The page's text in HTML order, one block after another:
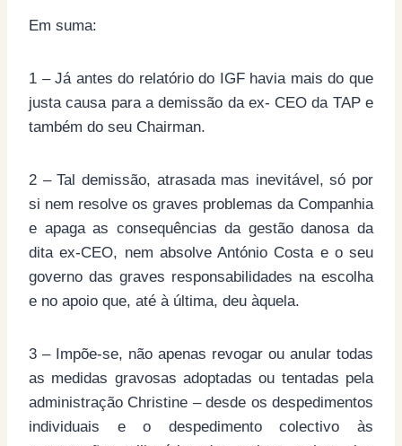
Em suma:
1 – Já antes do relatório do IGF havia mais do que
justa causa para a demissão da ex- CEO da TAP e
também do seu Chairman.
2 – Tal demissão, atrasada mas inevitável, só por
si nem resolve os graves problemas da Companhia
e apaga as consequências da gestão danosa da
dita ex-CEO, nem absolve António Costa e o seu
governo das graves responsabilidades na escolha
e no apoio que, até à última, deu àquela.
3 – Impõe-se, não apenas revogar ou anular todas
as medidas gravosas adoptadas ou tentadas pela
administração Christine – desde os despedimentos
individuais e o despedimento colectivo às